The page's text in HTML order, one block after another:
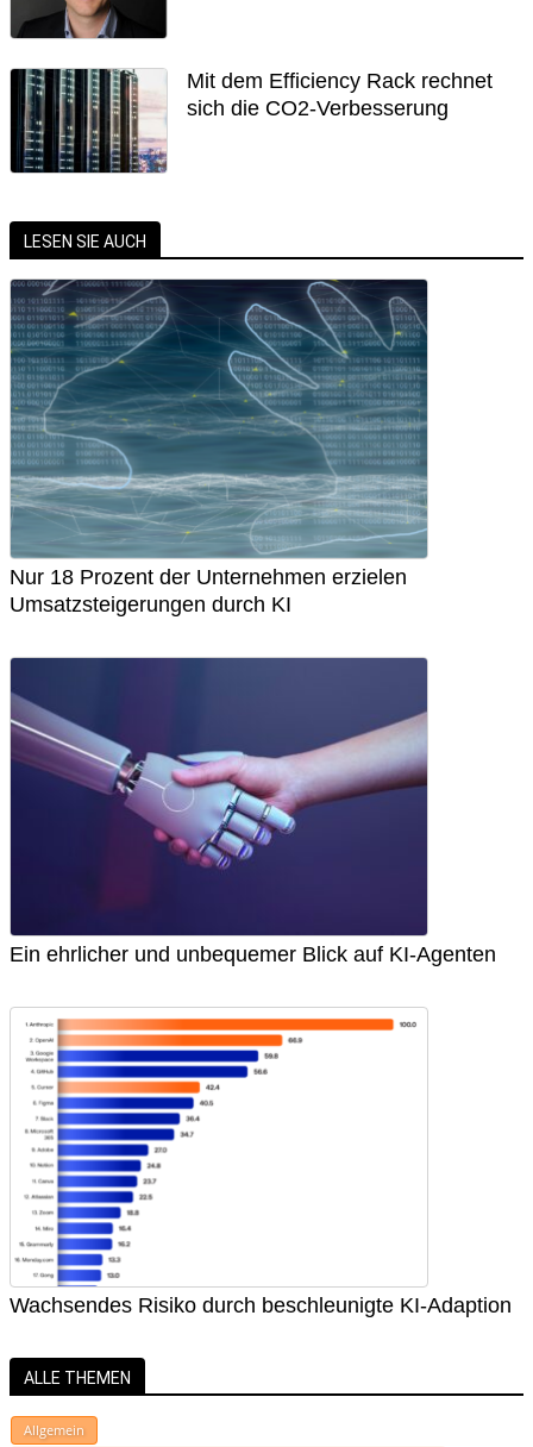
Mit dem Efficiency Rack rechnet
sich die CO2-Verbesserung
LESEN SIE AUCH
Nur 18 Prozent der Unternehmen erzielen
Umsatzsteigerungen durch KI
Ein ehrlicher und unbequemer Blick auf KI-Agenten
Wachsendes Risiko durch beschleunigte KI-Adaption
ALLE THEMEN
Allgemein